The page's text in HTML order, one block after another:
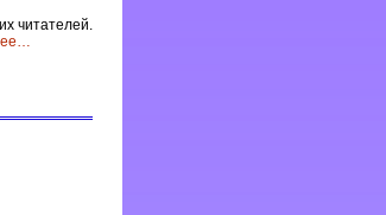
читателей.
…